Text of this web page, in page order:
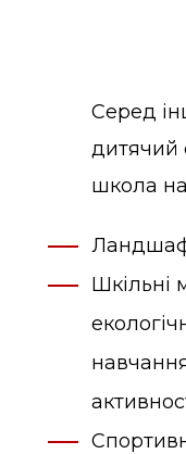
Серед
дитячий
школа
Шкільні